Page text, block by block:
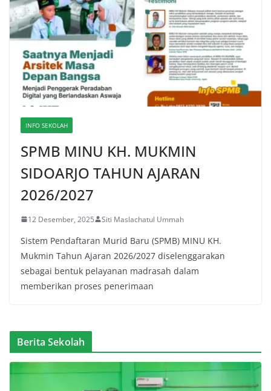
INFO SEKOLAH
SPMB MINU KH. MUKMIN
SIDOARJO TAHUN AJARAN
2026/2027
12 Desember, 2025 Siti Maslachatul Ummah
Sistem Pendaftaran Murid Baru (SPMB) MINU KH.
Mukmin Tahun Ajaran 2026/2027 diselenggarakan
sebagai bentuk pelayanan madrasah dalam
memberikan proses penerimaan
Berita Sekolah